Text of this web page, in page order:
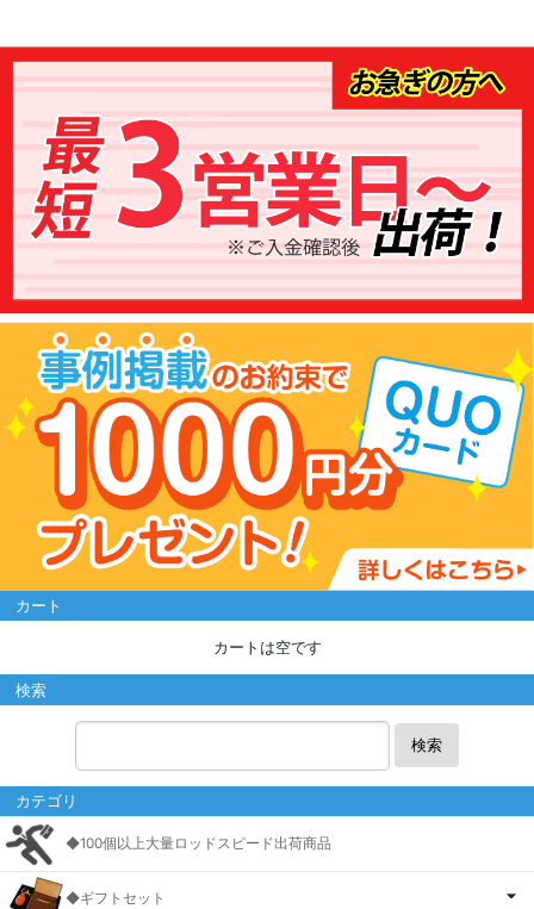
カート
カートは空です
検索
検索
カテゴリ
◆100個以上大量ロッドスピード出荷商品
◆ギフトセット